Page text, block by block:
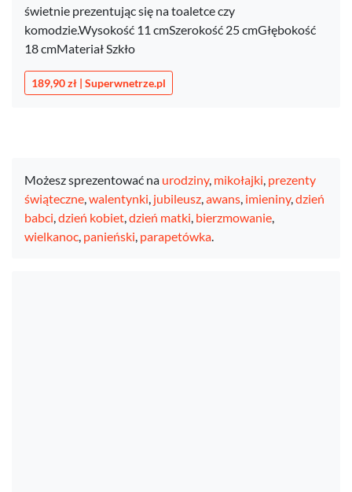
świetnie prezentując się na toaletce czy
komodzie.Wysokość 11 cmSzerokość 25 cmGłębokość
18 cmMateriał Szkło
189,90 zł | Superwnetrze.pl
Możesz sprezentować na urodziny, mikołajki, prezenty
świąteczne,walentynki, jubileusz,awans, imieniny,dzień
babci,dzień kobiet,dzień matki, bierzmowanie,
wielkanoc, panieński, parapetówka.